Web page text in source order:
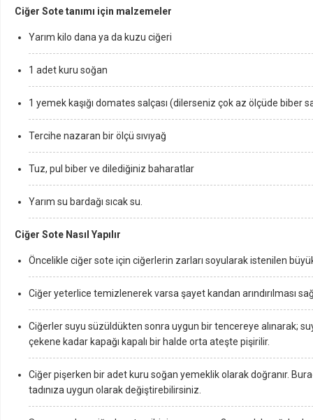
Ciğer Sote tanımı için malzemeler
Yarım kilo dana ya da kuzu ciğeri
1 adet kuru soğan
1 yemek kaşığı domates salçası (dilerseniz çok az ölçüde biber
Tercihe nazaran bir ölçü sıvıyağ
Tuz, pul biber ve dilediğiniz baharatlar
Yarım su bardağı sıcak su.
Ciğer Sote Nasıl Yapılır
Öncelikle ciğer sote için ciğerlerin zarları soyularak istenilen
Ciğer yeterlice temizlenerek varsa şayet kandan arındırılması
Ciğerler suyu süzüldükten sonra uygun bir tencereye alınarak;
çekene kadar kapağı kapalı bir halde orta ateşte pişirilir.
Ciğer pişerken bir adet kuru soğan yemeklik olarak doğranır.
tadınıza uygun olarak değiştirebilirsiniz.